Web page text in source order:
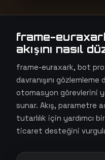
frame-
akışını nasıl
frame-euraxark, bot
davranışını
otomasyon görevlerini
sunar. Akış, parametre
tutarlılık için yardımcı
ticaret desteğini